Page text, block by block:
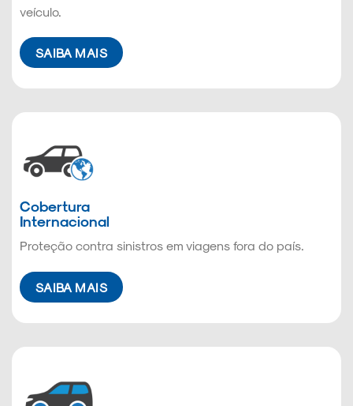
veículo.
SAIBA MAIS
Cobertura
Internacional
Proteção contra sinistros em viagens fora do país.
SAIBA MAIS